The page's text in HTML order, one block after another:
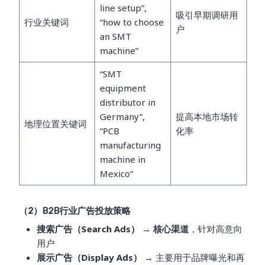
行业关键词
line setup”,
“how to choose
an SMT
machine”
吸引早期调研用
户
地理位置关键词
“SMT
equipment
distributor in
Germany”,
“PCB
manufacturing
machine in
Mexico”
提高本地市场转
化率
（2）B2B行业广告投放策略
搜索广告（Search Ads） → 核心渠道 ，针对高意向
用户
展示广告（Display Ads）
→ 主要用于品牌曝光和再